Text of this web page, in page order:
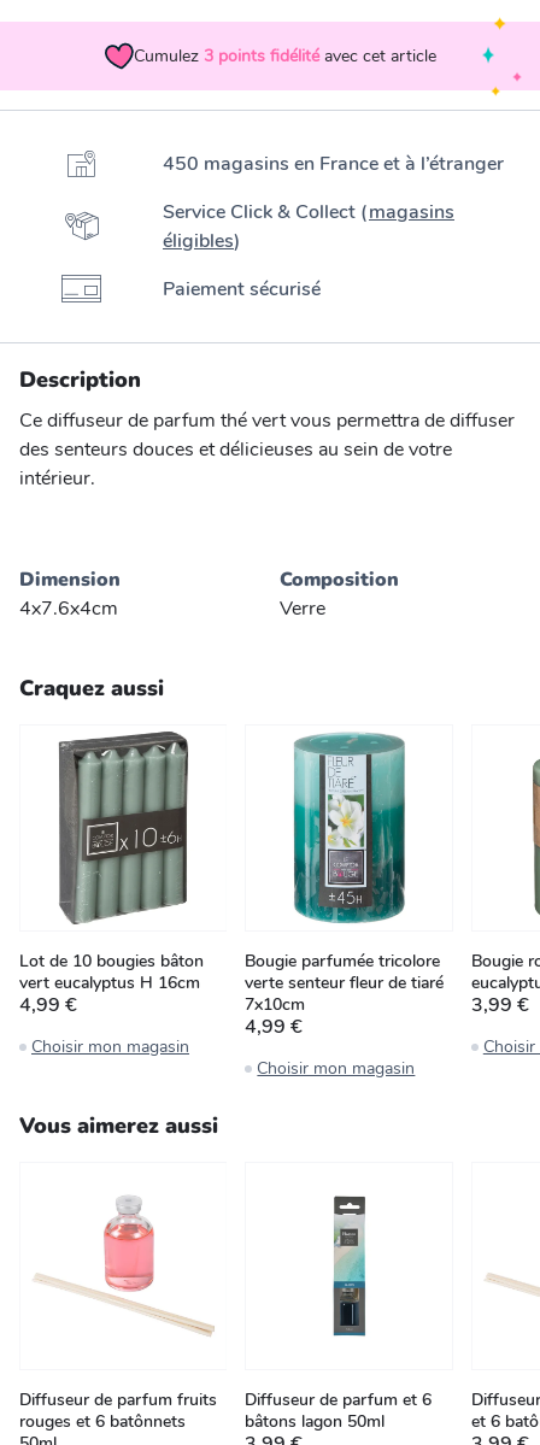
Cumulez 3 points fidélité avec cet article
450 magasins en France et à l’étranger
Service Click & Collect (magasins
éligibles)
Paiement sécurisé
Description
Ce diffuseur de parfum thé vert vous permettra de diffuser
des senteurs douces et délicieuses au sein de votre
intérieur.
Dimension
4x7.6x4cm
Composition
Verre
Craquez aussi
Lot de 10 bougies bâton
vert eucalyptus H 16cm
4,99 €
Choisir mon magasin
Bougie parfumée tricolore
verte senteur fleur de tiaré
7x10cm
4,99 €
Choisir mon magasin
Bougie
3,99 €
Vous aimerez aussi
Diffuseur de parfum fruits
rouges et 6 batônnets
Diffuseur de parfum et 6
bâtons lagon 50ml
et 6